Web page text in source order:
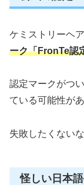
ケミストリーヘ
ーク「FronTe認
認定マークがつ
ている可能性があ
失敗したくない
怪しい日本